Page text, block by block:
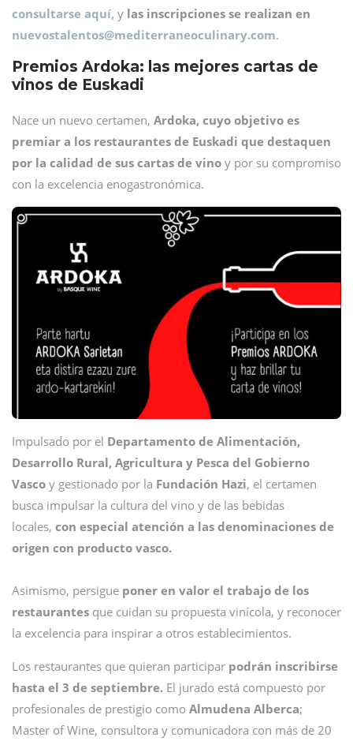
consultarse aquí, y las inscripciones se realizan en
nuevostalentos@mediterraneoculinary.com.
Premios Ardoka: las mejores cartas de
vinos de Euskadi
Nace un nuevo certamen, Ardoka, cuyo objetivo es
premiar a los restaurantes de Euskadi que destaquen
por la calidad de sus cartas de vino y por su compromiso
con la excelencia enogastronómica.
Impulsado por el Departamento de Alimentación,
Desarrollo Rural, Agricultura y Pesca del Gobierno
Vasco y gestionado por la Fundación Hazi, el certamen
busca impulsar la cultura del vino y de las bebidas
locales, con especial atención a las denominaciones de
origen con producto vasco.
Asimismo, persigue poner en valor el trabajo de los
restaurantes que cuidan su propuesta vinícola, y reconocer
la excelencia para inspirar a otros establecimientos.
Los restaurantes que quieran participar podrán inscribirse
hasta el 3 de septiembre. El jurado está compuesto por
profesionales de prestigio como Almudena Alberca;
Master of Wine, consultora y comunicadora con más de 20